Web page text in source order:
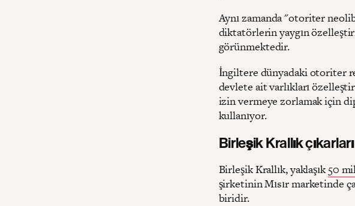
Aynı zamanda "otoriter
diktatörlerin yaygın
görünmektedir.
İngiltere dünyadaki otoriter
devlete ait varlıkları
izin vermeye zorlamak için
kullanıyor.
Birleşik Krallık çıkarları
Birleşik Krallık, yaklaşık 50
şirketinin Mısır marketinde
biridir.